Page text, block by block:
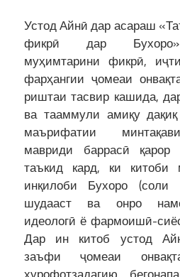
Устод Айнӣ дар асараш
фикрӣ дар
муҳимтарини фикрӣ,
фарҳангии ҷомеаи
риштаи тасвир кашида,
ва тааммули амиқу
маърифатии
мавриди баррасӣ
таъкид кард, ки китоби
инқилоби Бухоро (соли
шудааст ва онро
идеологӣ ё фармоишӣ-
Дар ин китоб устод
заъфи ҷомеаи